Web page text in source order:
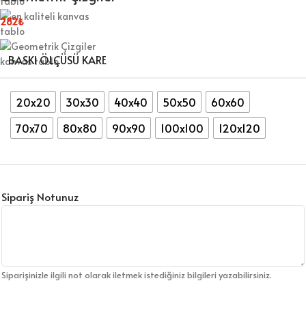
282₺
BASKI ÖLÇÜSÜ KARE
20x20 30x30 40x40 50x50
60x60
70x70
80x80 90x90 100x100 120x120
Sipariş Notunuz
Siparişinizle ilgili not olarak iletmek istediğiniz bilgileri yazabilirsiniz.